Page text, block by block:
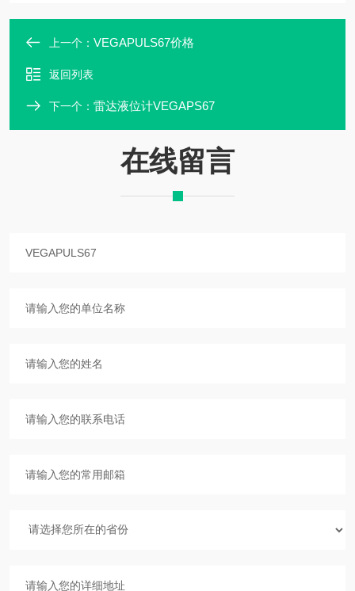
上一个： VEGAPULS67价格
返回列表
下一个： 雷达液位计VEGAPS67
在线留言